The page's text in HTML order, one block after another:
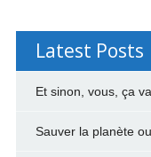
Latest Posts
Et sinon, vous, ça
Sauver la planète